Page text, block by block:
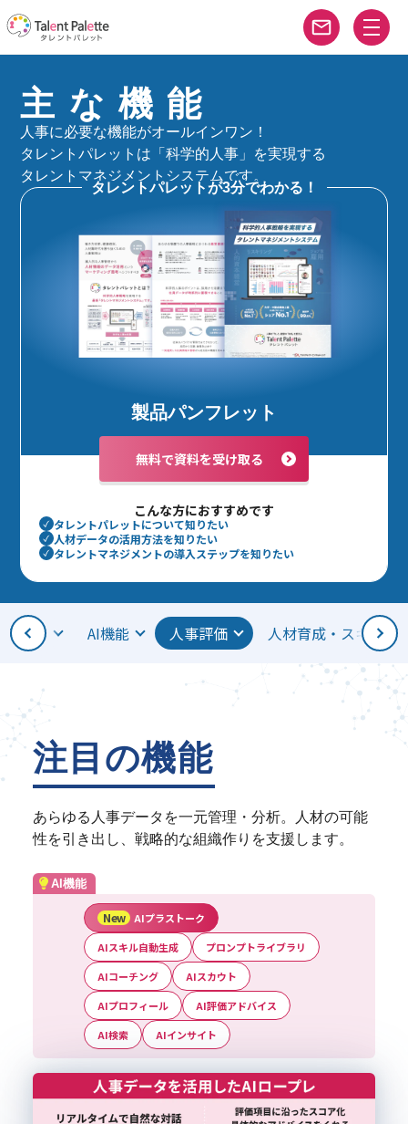
主な機能
人事に必要な機能がオールインワン！
タレントパレットは「科学的人事 」を実現する
タレントマネジメントシステムです。
タレントパレットが3分でわかる！
製品パンフレット
無料で資料を受け取る
こんな方におすすめです
タレントパレットについて知りたい
人材データの活用方法を知りたい
タレントマネジメントの導入ステップを知りたい
る化 AI機能 人事評価 人材育成・スキル管
注目の機能
あらゆる人事データを一元管理・分析。人材の可能
性を引き出し、戦略的な組織作りを支援します。
AI機能
AIプラストーク
AIスキル自動生成
プロンプトライブラリ
AIコーチング
AIスカウト
AIプロフィール
AI評価アドバイス
AI検索
AIインサイト